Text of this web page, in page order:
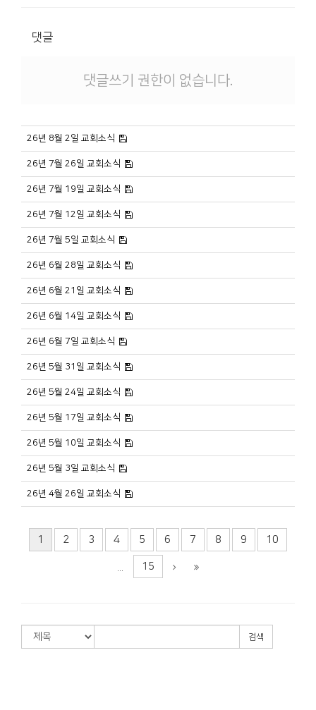
댓글
댓글쓰기 권한이 없습니다.
26년 8월 2일 교회소식
26년 7월 26일 교회소식
26년 7월 19일 교회소식
26년 7월 12일 교회소식
26년 7월 5일 교회소식
26년 6월 28일 교회소식
26년 6월 21일 교회소식
26년 6월 14일 교회소식
26년 6월 7일 교회소식
26년 5월 31일 교회소식
26년 5월 24일 교회소식
26년 5월 17일 교회소식
26년 5월 10일 교회소식
26년 5월 3일 교회소식
26년 4월 26일 교회소식
1 2 3 4 5 6 7 8 9 10
15
검색